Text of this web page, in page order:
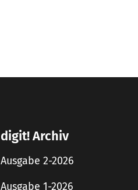
digit! Archiv
Ausgabe 2-2026
Ausgabe 1-2026